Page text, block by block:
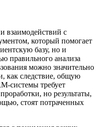
взаимодействий с
который помогает
базу, но и
правильного анализа
можно значительно
как следствие, общую
системы требует
но результаты,
стоят потраченных